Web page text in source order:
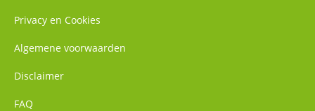
Privacy en Cookies
Algemene voorwaarden
Disclaimer
FAQ